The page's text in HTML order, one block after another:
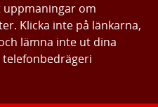
uppmaningar om
Klicka inte på länkarna,
lämna inte ut dina